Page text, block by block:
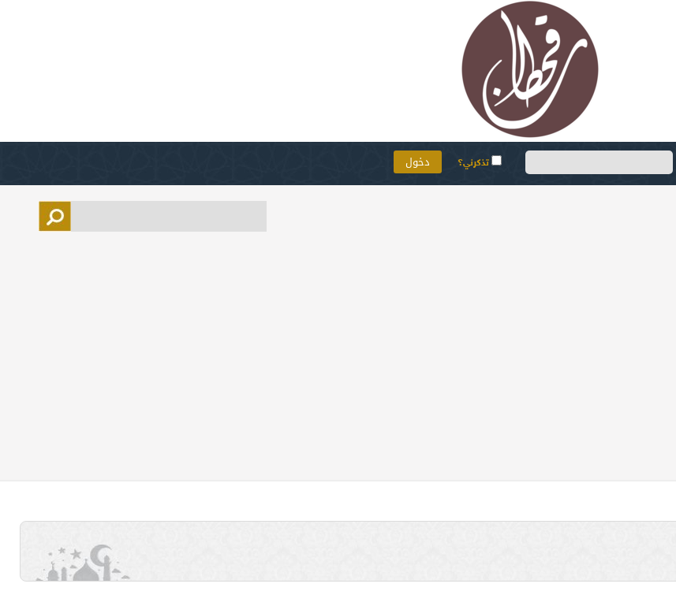
تذكرني؟